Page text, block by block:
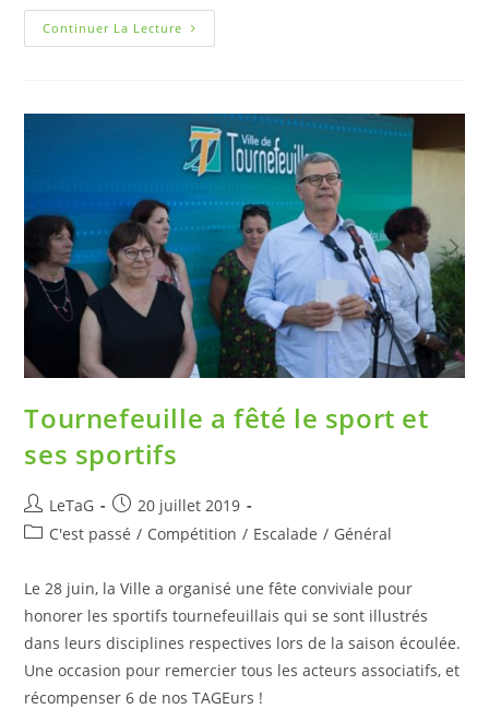
Continuer La Lecture
Tournefeuille a fêté le sport et
ses sportifs
LeTaG
20 juillet 2019
C'est passé / Compétition / Escalade / Général
Le 28 juin, la Ville a organisé une fête conviviale pour
honorer les sportifs tournefeuillais qui se sont illustrés
dans leurs disciplines respectives lors de la saison écoulée.
Une occasion pour remercier tous les acteurs associatifs, et
récompenser 6 de nos TAGEurs !